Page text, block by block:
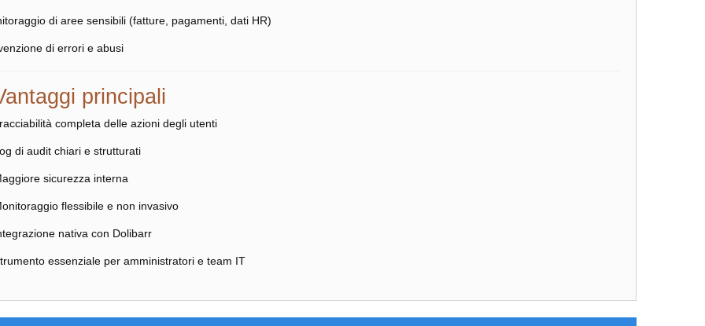
di aree sensibili (fatture, pagamenti, dati HR)
di errori e abusi
principali
completa delle azioni degli utenti
di audit chiari e strutturati
sicurezza interna
flessibile e non invasivo
nativa con Dolibarr
essenziale per amministratori e team IT